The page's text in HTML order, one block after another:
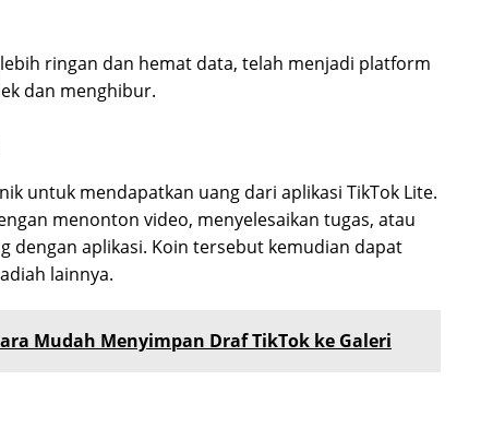
ringan dan hemat data, telah menjadi platform
dan menghibur.
untuk mendapatkan uang dari aplikasi TikTok Lite.
menonton video, menyelesaikan tugas, atau
dengan aplikasi. Koin tersebut kemudian dapat
lainnya.
Mudah Menyimpan Draf TikTok ke Galeri